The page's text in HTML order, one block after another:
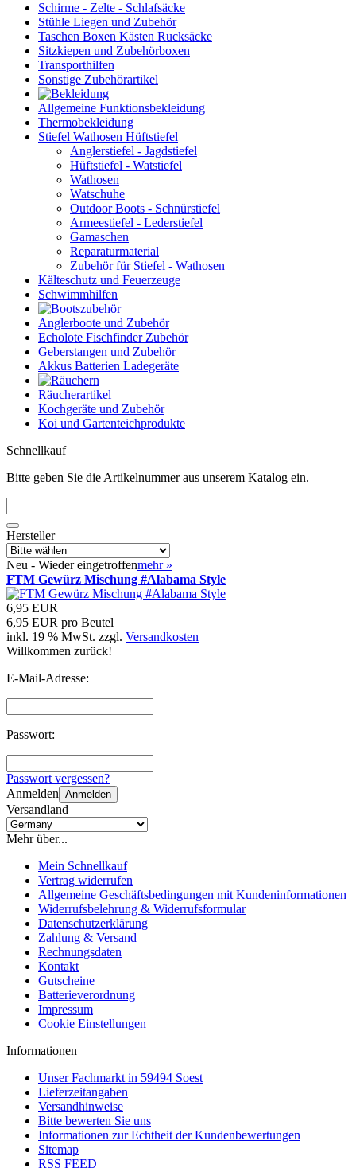
Schirme - Zelte - Schlafsäcke
Stühle Liegen und Zubehör
Taschen Boxen Kästen Rucksäcke
Sitzkiepen und Zubehörboxen
Transporthilfen
Sonstige Zubehörartikel
Allgemeine Funktionsbekleidung
Thermobekleidung
Stiefel Wathosen Hüftstiefel
Anglerstiefel - Jagdstiefel
Hüftstiefel - Watstiefel
Wathosen
Watschuhe
Outdoor Boots - Schnürstiefel
Armeestiefel - Lederstiefel
Gamaschen
Reparaturmaterial
Zubehör für Stiefel - Wathosen
Kälteschutz und Feuerzeuge
Schwimmhilfen
Anglerboote und Zubehör
Echolote Fischfinder Zubehör
Geberstangen und Zubehör
Akkus Batterien Ladegeräte
Räucherartikel
Kochgeräte und Zubehör
Koi und Gartenteichprodukte
Schnellkauf
Bitte geben Sie die Artikelnummer aus unserem Katalog ein.
Hersteller
Neu - Wieder eingetroffenmehr »
FTM Gewürz Mischung #Alabama Style
6,95 EUR
6,95 EUR pro Beutel
inkl. 19 % MwSt. zzgl. Versandkosten
Willkommen zurück!
E-Mail-Adresse:
Passwort:
Passwort vergessen?
Anmelden Anmelden
Versandland
Mehr über...
Mein Schnellkauf
Vertrag widerrufen
Allgemeine Geschäftsbedingungen mit Kundeninformationen
Widerrufsbelehrung & Widerrufsformular
Datenschutzerklärung
Zahlung & Versand
Rechnungsdaten
Kontakt
Gutscheine
Batterieverordnung
Impressum
Cookie Einstellungen
Informationen
Unser Fachmarkt in 59494 Soest
Lieferzeitangaben
Versandhinweise
Bitte bewerten Sie uns
Informationen zur Echtheit der Kundenbewertungen
Sitemap
RSS FEED